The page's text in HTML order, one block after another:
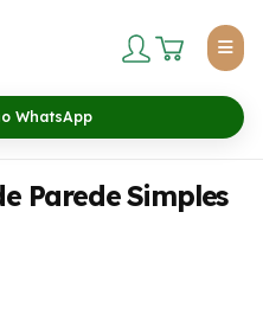
WhatsApp
Parede Simples